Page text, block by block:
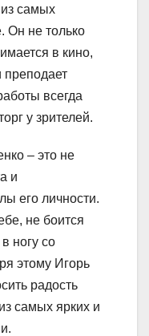
самых
Он не только
в кино,
преподает
всегда
у зрителей.
– это не
и
его личности.
не боится
ногу со
этому Игорь
радость
самых ярких и